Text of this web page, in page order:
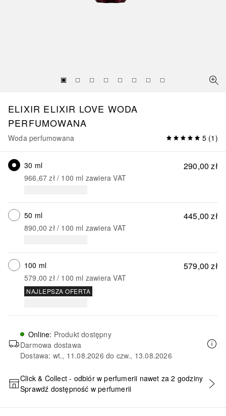
ELIXIR ELIXIR LOVE WODA
PERFUMOWANA
Woda perfumowana 5 (1 )
290,00 zł
30 ml
966,67 zł / 100 ml zawiera VAT
445,00 zł
50 ml
890,00 zł / 100 ml zawiera VAT
579,00 zł
100 ml
579,00 zł / 100 ml zawiera VAT
NAJLEPSZA OFERTA
Online: Produkt dostępny
Darmowa dostawa
Dostawa: wt., 11.08.2026 do czw., 13.08.2026
DODAJ DO KOSZYKA
Click & Collect - odbiór w perfumerii nawet za 2 godziny
Sprawdź dostępność w perfumerii